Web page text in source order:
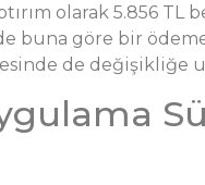
olarak 5.856
buna göre bir
de değişikliğe